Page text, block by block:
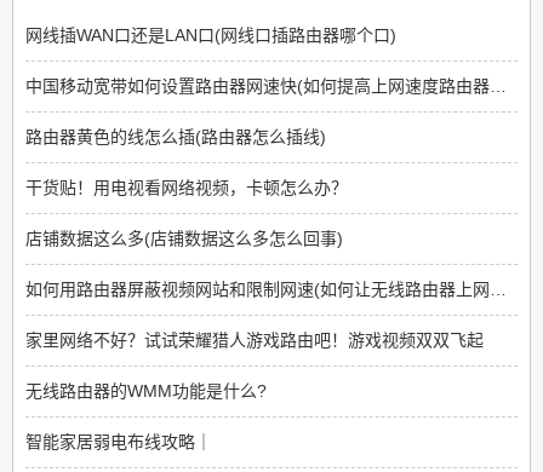
网线插WAN口还是LAN口(网线口插路由器哪个口)
路由器黄色的线怎么插(路由器怎么插线)
干货贴！用电视看网络视频，卡顿怎么办？
店铺数据这么多(店铺数据这么多怎么回事)
家里网络不好？试试荣耀猎人游戏路由吧！游戏视频双双飞起
无线路由器的WMM功能是什么?
智能家居弱电布线攻略｜